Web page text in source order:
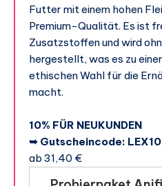
Futter mit einem hohen
Premium-Qualität. Es ist
Zusatzstoffen und wird
hergestellt, was es zu
ethischen Wahl für die
macht.
10% FÜR NEUKUNDEN
➥ Gutscheincode: LEX10
ab 31,40 €